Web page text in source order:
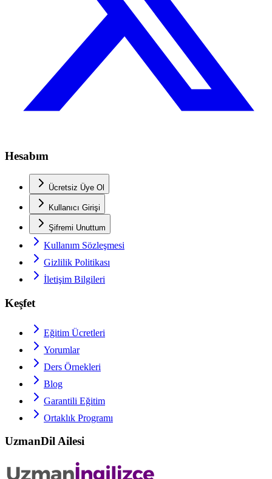
Hesabım
Ücretsiz Üye Ol
Kullanıcı Girişi
Şifremi Unuttum
Kullanım Sözleşmesi
Gizlilik Politikası
İletişim Bilgileri
Keşfet
Eğitim Ücretleri
Yorumlar
Ders Örnekleri
Blog
Garantili Eğitim
Ortaklık Programı
UzmanDil Ailesi